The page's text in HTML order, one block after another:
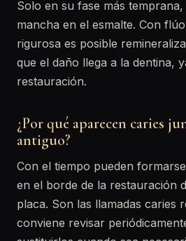
Solo en su fase más
mancha en el esmalte. Con
rigurosa es posible
que el daño llega a la dentina,
restauración.
¿Por qué aparecen caries
antiguo?
Con el tiempo pueden
en el borde de la restauración
placa. Son las llamadas caries
conviene revisar